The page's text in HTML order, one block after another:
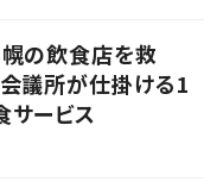
の飲食店を救
議所が仕掛ける1
サービス